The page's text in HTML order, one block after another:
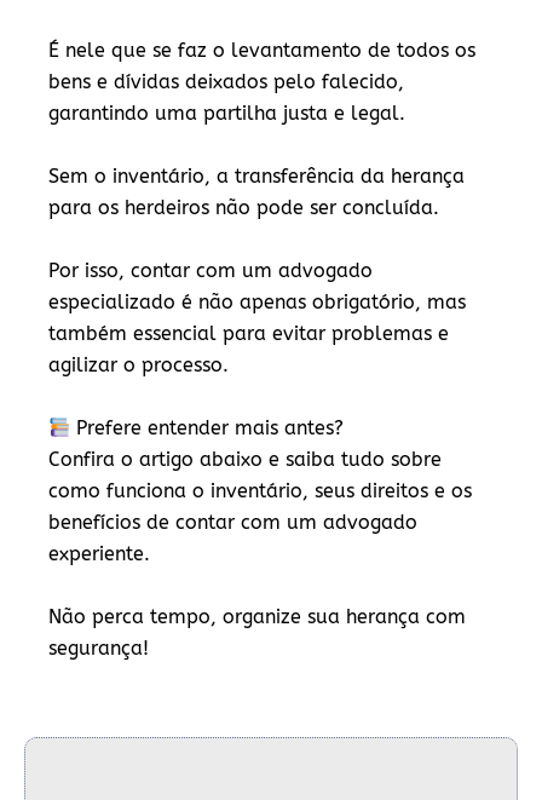
É nele que se faz o levantamento de todos os
bens e dívidas deixados pelo falecido,
garantindo uma partilha justa e legal.
Sem o inventário, a transferência da herança
para os herdeiros não pode ser concluída.
Por isso, contar com um advogado
especializado é não apenas obrigatório, mas
também essencial para evitar problemas e
agilizar o processo.
Prefere entender mais antes?
Confira o artigo abaixo e saiba tudo sobre
como funciona o inventário, seus direitos e os
benefícios de contar com um advogado
experiente.
Não perca tempo, organize sua herança com
segurança!